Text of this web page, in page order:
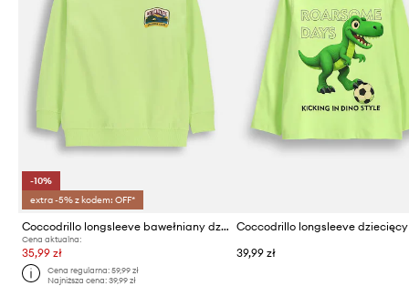
-10%
extra -5% z kodem: OFF*
Coccodrillo longsleeve bawełniany dziecięcy
Cena aktualna:
35,99 zł
Cena regularna:59,99 zł
Najniższa cena:39,99 zł
39,99 zł